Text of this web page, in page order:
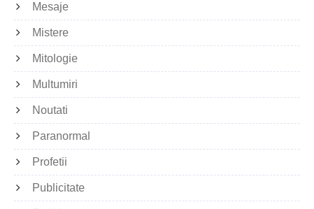
Mesaje
Mistere
Mitologie
Multumiri
Noutati
Paranormal
Profetii
Publicitate